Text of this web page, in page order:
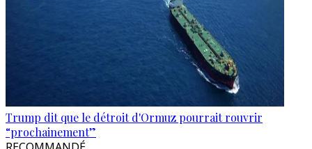
Trump dit que le détroit d'Ormuz pourrait rouvrir
“prochainement”